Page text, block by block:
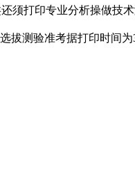
打印专业分析操做技术
拔测验准考据打印时间